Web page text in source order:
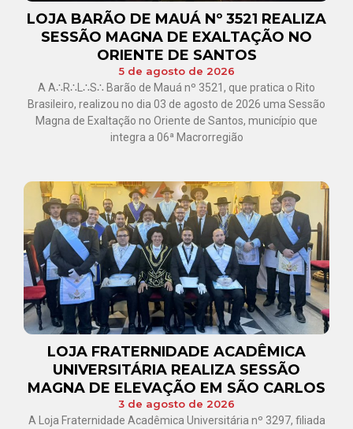
LOJA BARÃO DE MAUÁ Nº 3521 REALIZA
SESSÃO MAGNA DE EXALTAÇÃO NO
ORIENTE DE SANTOS
5 de agosto de 2026
A A∴R∴L∴S∴ Barão de Mauá nº 3521, que pratica o Rito
Brasileiro, realizou no dia 03 de agosto de 2026 uma Sessão
Magna de Exaltação no Oriente de Santos, município que
integra a 06ª Macrorregião
LOJA FRATERNIDADE ACADÊMICA
UNIVERSITÁRIA REALIZA SESSÃO
MAGNA DE ELEVAÇÃO EM SÃO CARLOS
3 de agosto de 2026
A Loja Fraternidade Acadêmica Universitária nº 3297, filiada